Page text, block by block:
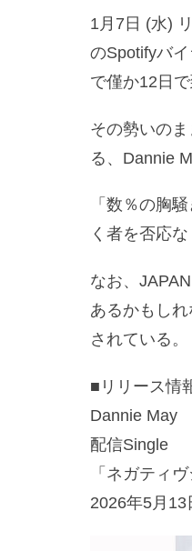
1月7日 (水)
のSpotifyバ
で僅か12日
その勢いの
る、Dannie
「数％の胸
く者を否応な
なお、
あるかもし
されている。
■リリース情
Dannie May
配信Single
「ネガティ
2026年5月13